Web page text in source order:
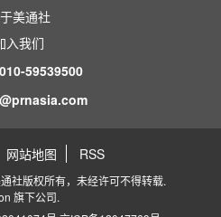
美通社
入我们
59539500
网站地图 RSS
社版权所有，未经许可不得转载.
旗下公司.